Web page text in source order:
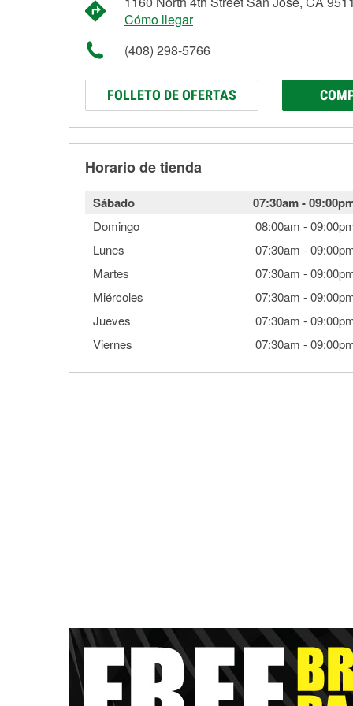
Cómo llegar
(408) 298-5766
FOLLETO DE OFERTAS
Horario de tienda
Sábado 07:30am-
Domingo 08:00am -
Lunes
07:30am -
Martes
07:30am -
Miércoles
07:30am -
Jueves
07:30am -
Viernes
07:30am -